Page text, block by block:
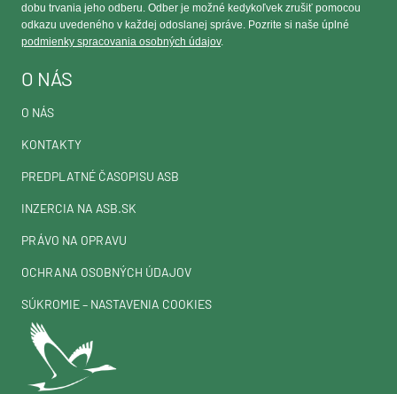
O NÁS
O NÁS
KONTAKTY
PREDPLATNÉ ČASOPISU ASB
INZERCIA NA ASB.SK
PRÁVO NA OPRAVU
OCHRANA OSOBNÝCH ÚDAJOV
SÚKROMIE – NASTAVENIA COOKIES
dobu trvania jeho odberu. Odber je možné kedykoľvek zrušiť pomocou
odkazu uvedeného v každej odoslanej správe. Pozrite si naše úplné
podmienky spracovania osobných údajov.